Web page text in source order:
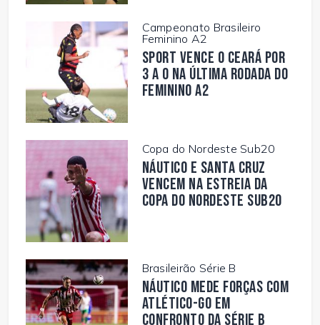
Campeonato Brasileiro
Feminino A2
Sport vence o Ceará por
3 a 0 na última rodada do
Feminino A2
Copa do Nordeste Sub20
Náutico e Santa Cruz
vencem na estreia da
Copa do Nordeste Sub20
Brasileirão Série B
Náutico mede forças com
Atlético-GO em
confronto da Série B